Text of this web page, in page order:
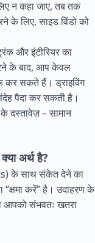
न कहा जाए, तब तक
के लिए, साइड विंडो को
और इंटीरियर का
के बाद, आप केवल
कर सकते हैं। ड्राइविंग
पैदा कर सकती है।
दस्तावेज़ – सामान
अर्थ है?
के साथ संकेत देने का
“क्षमा करें” है। उदाहरण के
आपको संभवतः खतरा